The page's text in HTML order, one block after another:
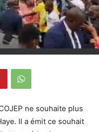
ne souhaite plus
Il a émit ce souhait